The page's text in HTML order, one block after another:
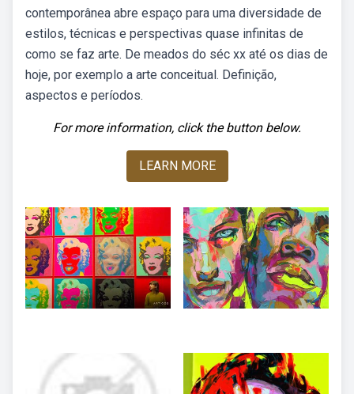
contemporânea abre espaço para uma diversidade de
estilos, técnicas e perspectivas quase infinitas de
como se faz arte. De meados do séc xx até os dias de
hoje, por exemplo a arte conceitual. Definição,
aspectos e períodos.
For more information, click the button below.
LEARN MORE